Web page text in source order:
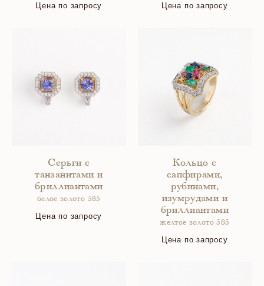
Цена по запросу Цена по запросу
Серьги с
танзанитами и
бриллиантами
белое золото 585
Цена по запросу
Кольцо с
сапфирами,
рубинами,
изумрудами и
бриллиантами
желтое золото 585
Цена по запросу